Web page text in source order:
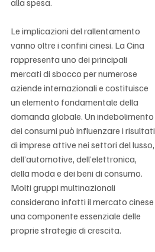
Le implicazioni del rallentamento
vanno oltre i confini cinesi. La Cina
rappresenta uno dei principali
mercati di sbocco per numerose
aziende internazionali e costituisce
un elemento fondamentale della
domanda globale. Un indebolimento
dei consumi può influenzare i risultati
di imprese attive nei settori del lusso,
dell’automotive, dell’elettronica,
della moda e dei beni di consumo.
Molti gruppi multinazionali
considerano infatti il mercato cinese
una componente essenziale delle
proprie strategie di crescita.